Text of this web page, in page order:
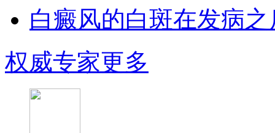
白癜风的白斑在发病
权威专家更多